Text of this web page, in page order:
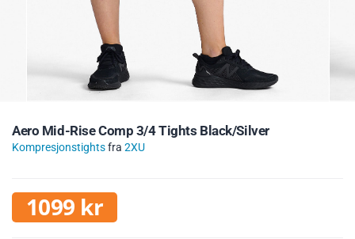
Aero Mid-Rise Comp 3/4 Tights Black/Silver
Kompresjonstightsfra 2XU
1099 kr